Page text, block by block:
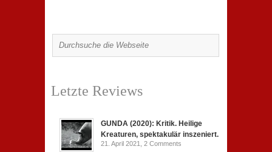
Letzte Reviews
GUNDA (2020): Kritik. Heilige
Kreaturen, spektakulär inszeniert.
21. April 2021, 2 Comments